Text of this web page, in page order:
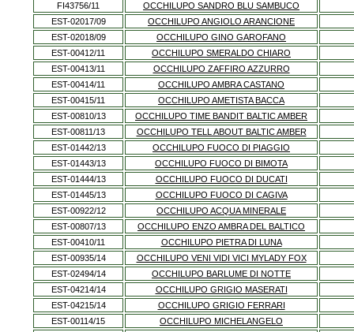
FI43756/11
OCCHILUPO SANDRO BLU SAMBUCO
EST-02017/09
OCCHILUPO ANGIOLO ARANCIONE
EST-02018/09
OCCHILUPO GINO GAROFANO
EST-00412/11
OCCHILUPO SMERALDO CHIARO
EST-00413/11
OCCHILUPO ZAFFIRO AZZURRO
EST-00414/11
OCCHILUPO AMBRA CASTANO
EST-00415/11
OCCHILUPO AMETISTA BACCA
EST-00810/13
OCCHILUPO TIME BANDIT BALTIC AMBER
EST-00811/13
OCCHILUPO TELL ABOUT BALTIC AMBER
EST-01442/13
OCCHILUPO FUOCO DI PIAGGIO
EST-01443/13
OCCHILUPO FUOCO DI BIMOTA
EST-01444/13
OCCHILUPO FUOCO DI DUCATI
EST-01445/13
OCCHILUPO FUOCO DI CAGIVA
EST-00922/12
OCCHILUPO ACQUA MINERALE
EST-00807/13
OCCHILUPO ENZO AMBRA DEL BALTICO
EST-00410/11
OCCHILUPO PIETRA DI LUNA
EST-00935/14
OCCHILUPO VENI VIDI VICI MYLADY FOX
EST-02494/14
OCCHILUPO BARLUME DI NOTTE
EST-04214/14
OCCHILUPO GRIGIO MASERATI
EST-04215/14
OCCHILUPO GRIGIO FERRARI
EST-00114/15
OCCHILUPO MICHELANGELO